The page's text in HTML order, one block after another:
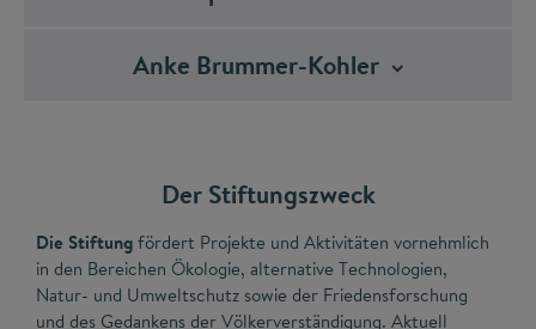
Anke Brummer-Kohler
Der Stiftungszweck
Die Stiftungfördert Projekte und Aktivitäten vornehmlich
in den Bereichen Ökologie, alternative Technologien,
Natur- und Umweltschutz sowie der Friedensforschung
und des Gedankens der Völkerverständigung. Aktuell